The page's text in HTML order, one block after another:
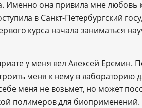
Именно она привила мне любовь к
в Санкт-Петербургский
курса начала заниматься
у меня вел Алексей Еремин.
меня к нему в лабораторию
меня не возьмет, но может
полимеров для биоприменений.